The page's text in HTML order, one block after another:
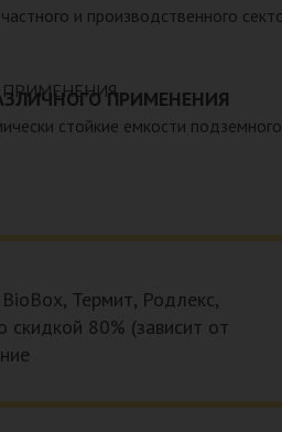
и производственного
ПРИМЕНЕНИЯ
стойкие емкости
Термит, Родлекс,
скидкой 80% (зависит от